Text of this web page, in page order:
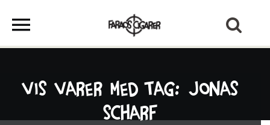
Vis varer med tag: Jonas
Scharf